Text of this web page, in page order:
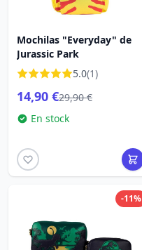
Mochilas "Everyday" de
Jurassic Park
5.0(1)
14,90 €29,90 €
En stock
-11%